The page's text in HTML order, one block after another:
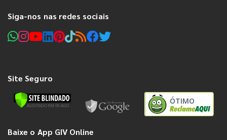
Siga-nos nas redes sociais
Site Seguro
ÓTIMO
Baixe o App GIV Online